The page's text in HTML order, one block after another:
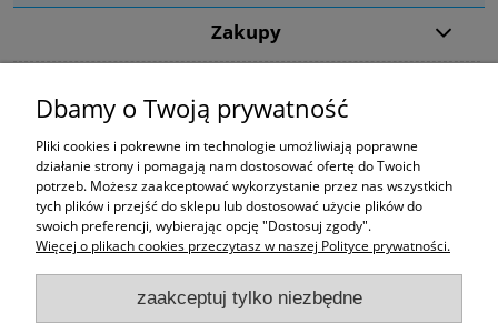
Zakupy
Moje konto
Informacje
Dbamy o Twoją prywatność
Pliki cookies i pokrewne im technologie umożliwiają poprawne
działanie strony i pomagają nam dostosować ofertę do Twoich
potrzeb. Możesz zaakceptować wykorzystanie przez nas wszystkich
tych plików i przejść do sklepu lub dostosować użycie plików do
swoich preferencji, wybierając opcję "Dostosuj zgody".
Więcej o plikach cookies przeczytasz w naszej Polityce prywatności.
zaakceptuj tylko niezbędne